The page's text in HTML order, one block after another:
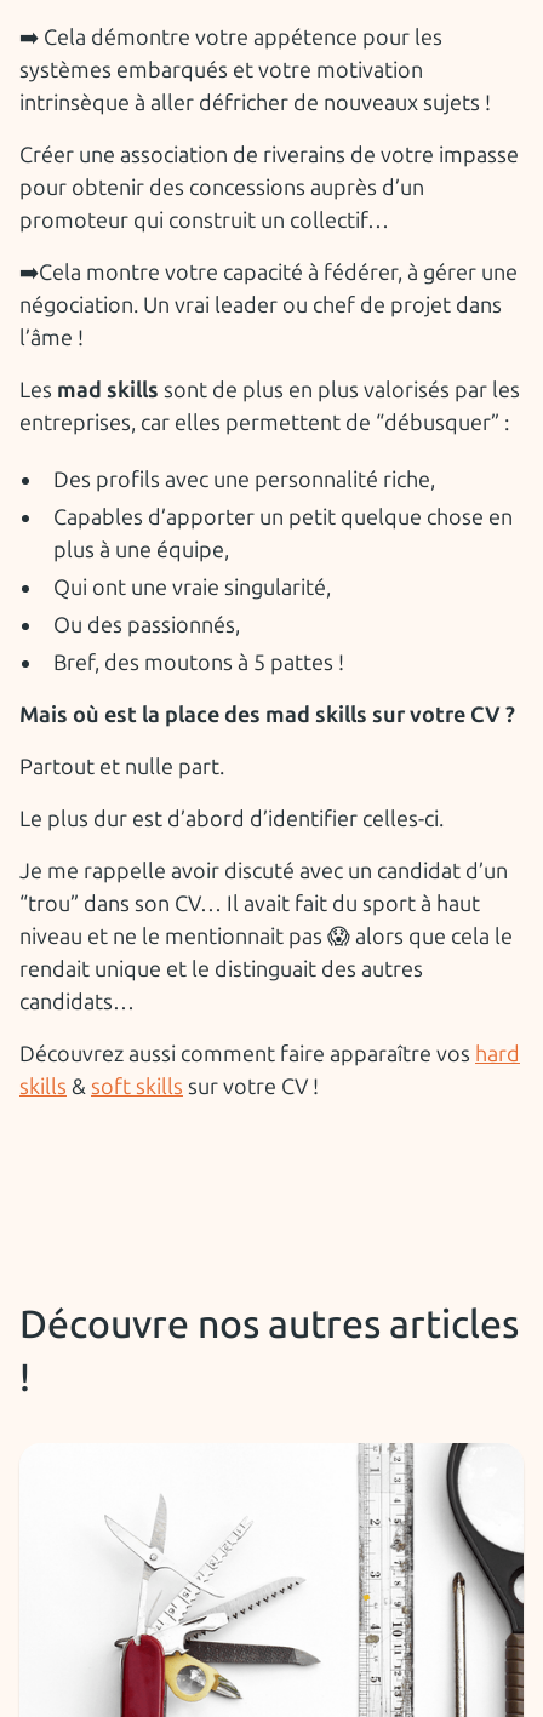
➡️ Cela démontre votre appétence pour les
systèmes embarqués et votre motivation
intrinsèque à aller défricher de nouveaux sujets !
Créer une association de riverains de votre impasse
pour obtenir des concessions auprès d’un
promoteur qui construit un collectif…
➡️Cela montre votre capacité à fédérer, à gérer une
négociation. Un vrai leader ou chef de projet dans
l’âme !
Les mad skills sont de plus en plus valorisés par les
entreprises, car elles permettent de “débusquer” :
Des profils avec une personnalité riche,
Capables d’apporter un petit quelque chose en
plus à une équipe,
Qui ont une vraie singularité,
Ou des passionnés,
Bref, des moutons à 5 pattes !
Mais où est la place des mad skills sur votre CV ?
Partout et nulle part.
Le plus dur est d’abord d’identifier celles-ci.
Je me rappelle avoir discuté avec un candidat d’un
“trou” dans son CV… Il avait fait du sport à haut
niveau et ne le mentionnait pas 😱 alors que cela le
rendait unique et le distinguait des autres
candidats…
Découvrez aussi comment faire apparaître vos hard
skills &soft skills sur votre CV !
Découvre nos autres articles
!